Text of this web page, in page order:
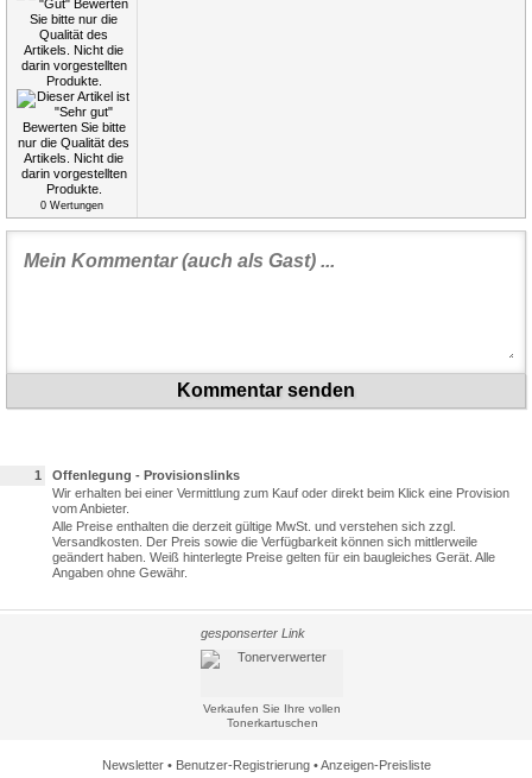
0 Wertungen
Kommentar senden
1
Offenlegung - Provisionslinks
Wir erhalten bei einer Vermittlung zum Kauf oder direkt beim Klick eine Provision
vom Anbieter.
Alle Preise enthalten die derzeit gültige MwSt. und verstehen sich zzgl.
Versandkosten. Der Preis sowie die Verfügbarkeit können sich mittlerweile
geändert haben. Weiß hinterlegte Preise gelten für ein baugleiches Gerät. Alle
Angaben ohne Gewähr.
gesponserter Link
Verkaufen Sie Ihre vollen
Tonerkartuschen
Newsletter• Benutzer-Registrierung•Anzeigen-Preisliste